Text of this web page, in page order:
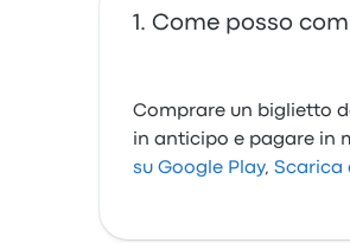
Come posso
Comprare un biglietto
in anticipo e pagare in
su Google Play, Scarica